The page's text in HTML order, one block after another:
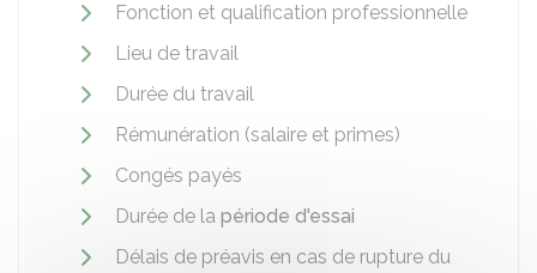
Fonction et qualification professionnelle
Lieu de travail
Durée du travail
Rémunération (salaire et primes)
Congés payés
Durée de la période d'essai
Délais de préavis en cas de rupture du